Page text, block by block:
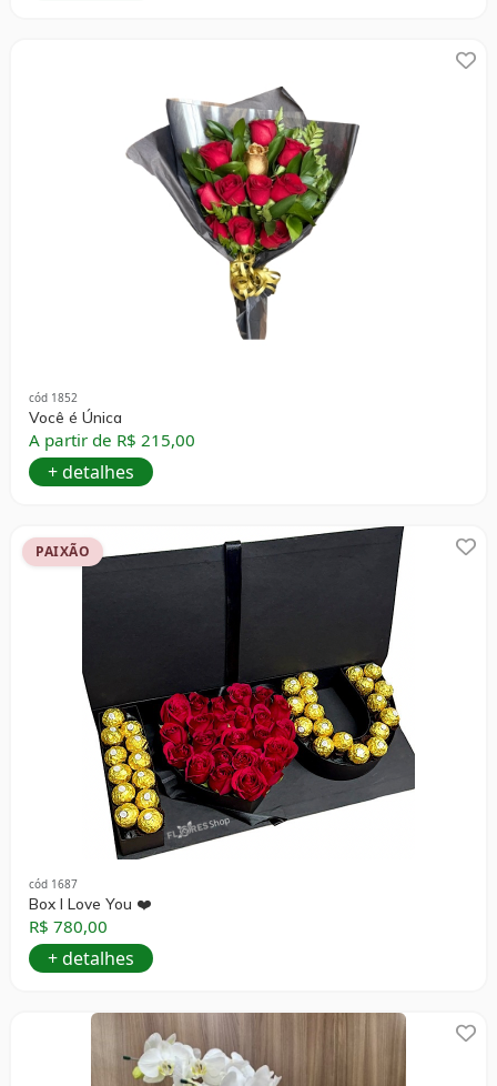
cód 1852
Você é Única
A partir de R$ 215,00
+ detalhes
PAIXÃO
cód 1687
Box I Love You ❤️
R$ 780,00
+ detalhes